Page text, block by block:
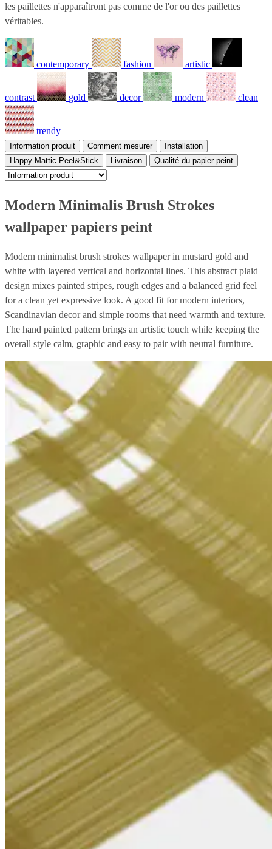
les paillettes n'apparaîtront pas comme de l'or ou des paillettes
véritables.
contemporary fashion artistic
contrast gold decor modern clean
trendy
Information produit Comment mesurer
Installation
Happy Mattic Peel&Stick
Livraison Qualité du papier peint
Modern Minimalis Brush Strokes
wallpaper papiers peint
Modern minimalist brush strokes wallpaper in mustard gold and
white with layered vertical and horizontal lines. This abstract plaid
design mixes painted stripes, rough edges and a balanced grid feel
for a clean yet expressive look. A good fit for modern interiors,
Scandinavian decor and simple rooms that need warmth and texture.
The hand painted pattern brings an artistic touch while keeping the
overall style calm, graphic and easy to pair with neutral furniture.